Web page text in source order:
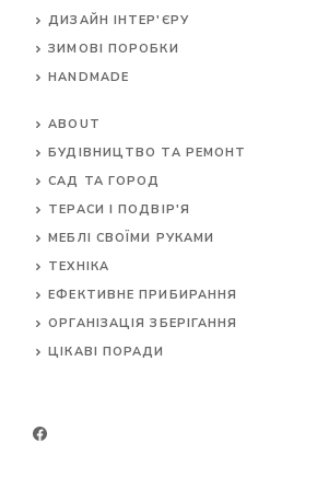
ДИЗАЙН ІНТЕР'ЄРУ
ЗИМОВІ ПОРОБКИ
HANDMADE
ABOUT
БУДІВНИЦТВО ТА РЕМОНТ
САД ТА ГОРОД
ТЕРАСИ І ПОДВІР'Я
МЕБЛІ СВОЇМИ РУКАМИ
ТЕХНІКА
ЕФЕКТИВНЕ ПРИБИРАННЯ
ОРГАНІЗАЦІЯ ЗБЕРІГАННЯ
ЦІКАВІ ПОРАДИ